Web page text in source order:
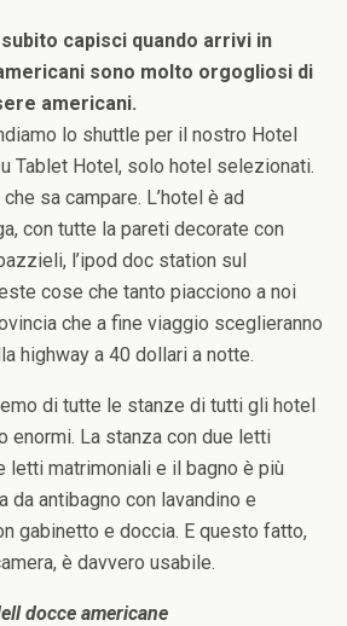
capisci quando arrivi in
sono molto orgogliosi di
americani.
lo shuttle per il nostro Hotel
Tablet Hotel, solo hotel selezionati.
sa campare. L’hotel è ad
con tutte la pareti decorate con
l’ipod doc station sul
cose che tanto piacciono a noi
che a fine viaggio sceglieranno
highway a 40 dollari a notte.
di tutte le stanze di tutti gli hotel
enormi. La stanza con due letti
letti matrimoniali e il bagno è più
antibagno con lavandino e
gabinetto e doccia. E questo fatto,
è davvero usabile.
docce americane